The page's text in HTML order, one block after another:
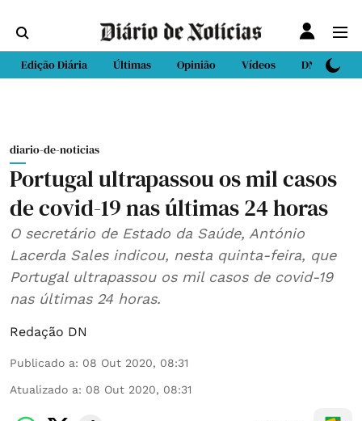
Edição Diária Últimas Opinião Vídeos DN Sport
diario-de-noticias
Portugal ultrapassou os mil casos
de covid-19 nas últimas 24 horas
O secretário de Estado da Saúde, António
Lacerda Sales indicou, nesta quinta-feira, que
Portugal ultrapassou os mil casos de covid-19
nas últimas 24 horas.
Redação DN
Publicado a: 08 Out 2020, 08:31
Atualizado a: 08 Out 2020, 08:31